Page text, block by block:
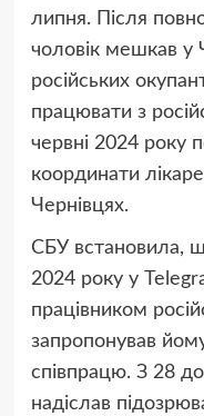
липня. Після
чоловік мешкав у
російських
працювати з
червні 2024 року
координати
Чернівцях.
СБУ встановила,
2024 року у
працівником
запропонував
співпрацю. З 28
надіслав